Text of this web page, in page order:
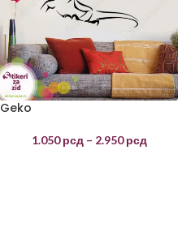
Geko
1.050рсд – 2.950рсд